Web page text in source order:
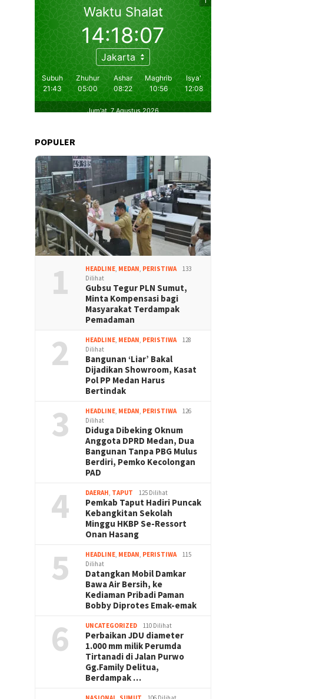
POPULER
1 HEADLINE, MEDAN, PERISTIWA
133
Dilihat
Gubsu Tegur PLN Sumut,
Minta Kompensasi bagi
Masyarakat Terdampak
Pemadaman
2 HEADLINE, MEDAN, PERISTIWA
128
Dilihat
Bangunan ‘Liar’ Bakal
Dijadikan Showroom, Kasat
Pol PP Medan Harus
Bertindak
3 HEADLINE, MEDAN, PERISTIWA
126
Dilihat
Diduga Dibeking Oknum
Anggota DPRD Medan, Dua
Bangunan Tanpa PBG Mulus
Berdiri, Pemko Kecolongan
PAD
4 DAERAH, TAPUT 125 Dilihat
Pemkab Taput Hadiri Puncak
Kebangkitan Sekolah
Minggu HKBP Se-Ressort
Onan Hasang
5 HEADLINE, MEDAN, PERISTIWA
115
Dilihat
Datangkan Mobil Damkar
Bawa Air Bersih, ke
Kediaman Pribadi Paman
Bobby Diprotes Emak-emak
6 UNCATEGORIZED 110 Dilihat
Perbaikan JDU diameter
1.000 mm milik Perumda
Tirtanadi di Jalan Purwo
Gg.Family Delitua,
Berdampak …